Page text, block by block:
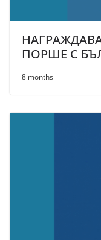
ПОРШЕ С
8 months